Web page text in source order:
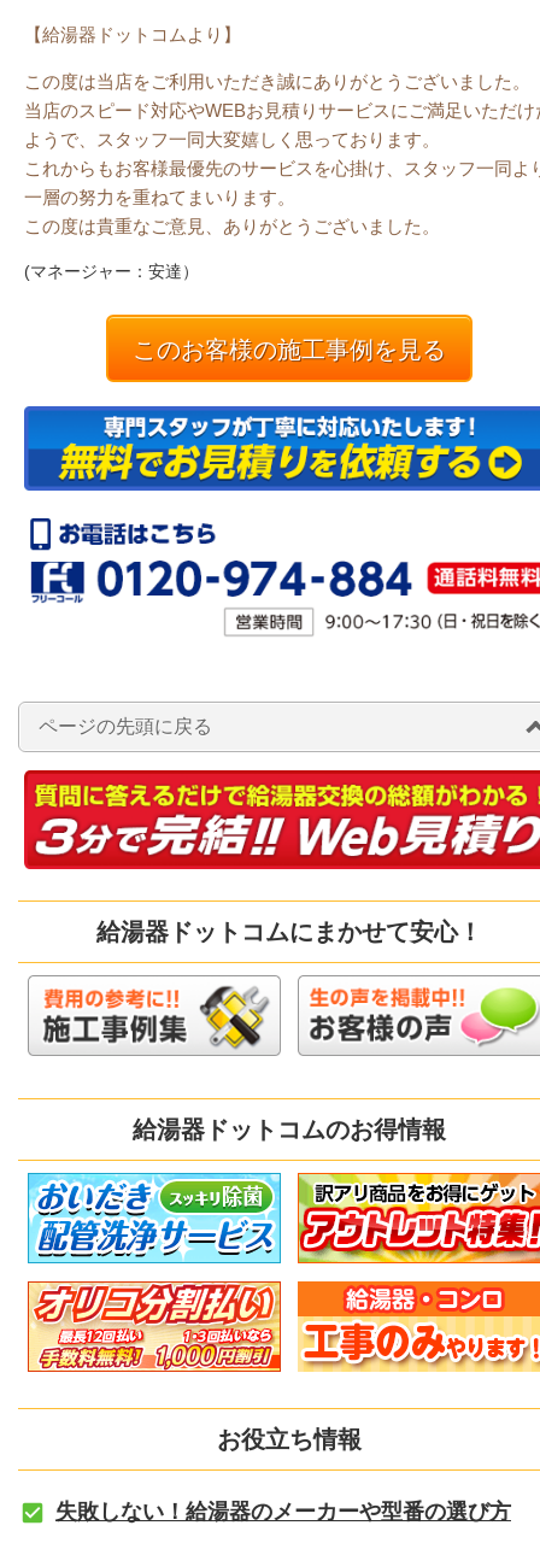
【給湯器ドットコムより】
この度は当店をご利用いただき誠にありがとうございました。
当店のスピード対応やWEBお見積りサービスにご満足いただけ
ようで、スタッフ一同大変嬉しく思っております。
これからもお客様最優先のサービスを心掛け、スタッフ一同よ
一層の努力を重ねてまいります。
この度は貴重なご意見、ありがとうございました。
(マネージャー：安達）
このお客様の施工事例を見る
ページの先頭に戻る
給湯器ドットコムにまかせて安心！
給湯器ドットコムのお得情報
お役立ち情報
失敗しない！給湯器のメーカーや型番の選び方